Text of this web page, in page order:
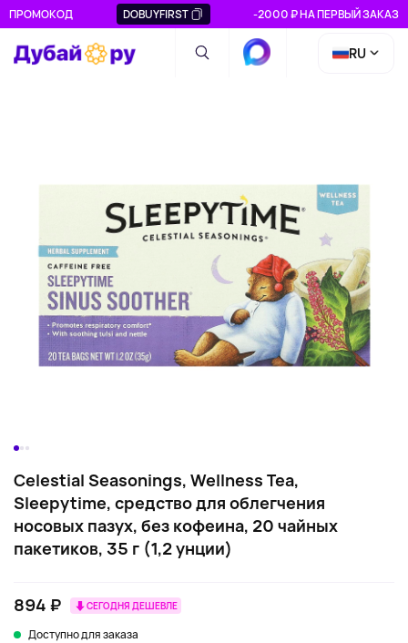
ПРОМОКОД DOBUYFIRST -2000 ₽ НА ПЕРВЫЙ ЗАКАЗ
RU
Celestial Seasonings, Wellness Tea,
Sleepytime, средство для облегчения
носовых пазух, без кофеина, 20 чайных
пакетиков, 35 г (1,2 унции)
894 ₽ СЕГОДНЯ ДЕШЕВЛЕ
Доступно для заказа